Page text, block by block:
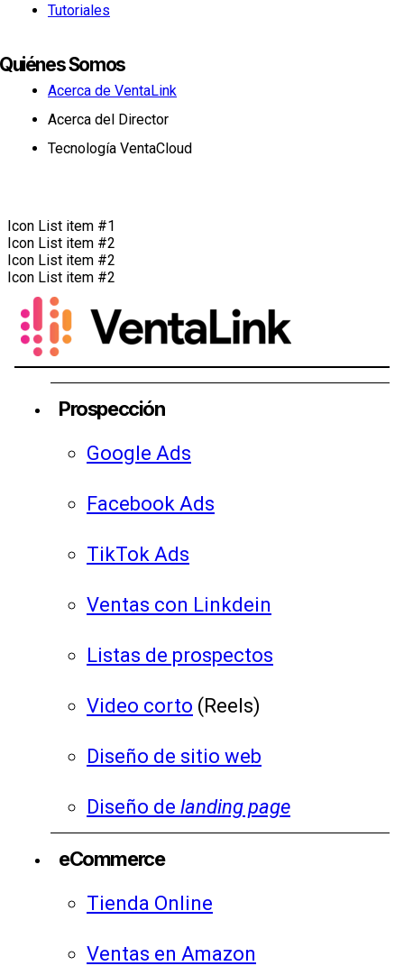
Tutoriales
Quiénes Somos
Acerca de VentaLink
Acerca del Director
Tecnología VentaCloud
Icon List item #1
Icon List item #2
Icon List item #2
Icon List item #2
Prospección
Google Ads
Facebook Ads
TikTok Ads
Ventas con Linkdein
Listas de prospectos
Video corto (Reels)
Diseño de sitio web
Diseño de landing page
eCommerce
Tienda Online
Ventas en Amazon